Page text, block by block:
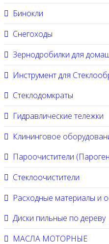
Бинокли
Снегоходы
Зернодробилки для
Инструмент для
Стеклодомкраты
Гидравлические тележки
Клининговое
Пароочистители
Стеклоочистители
Расходные материалы и
Диски пильные по дереву
МАСЛА МОТОРНЫЕ